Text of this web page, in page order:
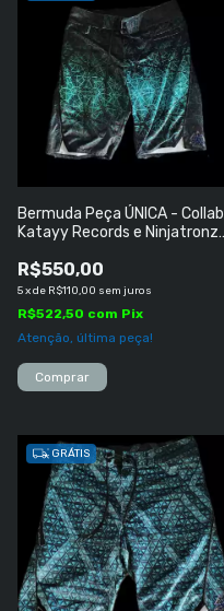
Bermuda Peça ÚNICA - Collab
Katayy Records e Ninjatronz
R$550,00
5xde R$110,00 sem juros
R$522,50 com Pix
Atenção, última peça!
GRÁTIS